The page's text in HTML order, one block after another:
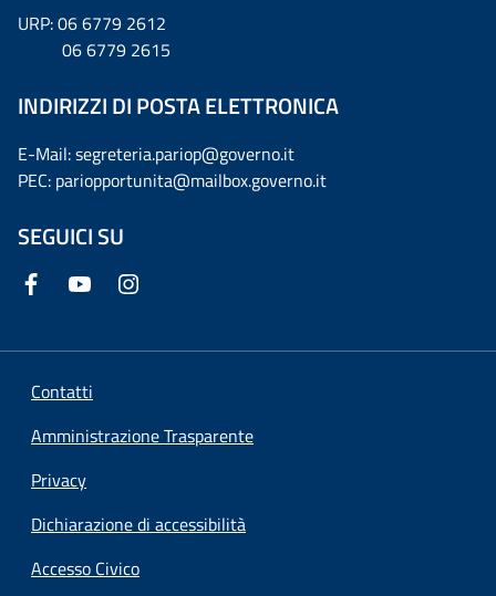
URP: 06 6779 2612
06 6779 2615
INDIRIZZI DI POSTA ELETTRONICA
E-Mail: segreteria.pariop@governo.it
PEC: pariopportunita@mailbox.governo.it
SEGUICI SU
Contatti
Amministrazione Trasparente
Privacy
Dichiarazione di accessibilità
Accesso Civico